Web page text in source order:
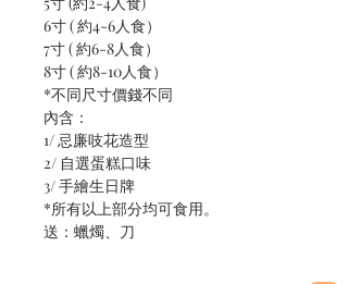
6寸 ( 約4-6人食）
7寸 ( 約6-8人食）
8寸 ( 約8-10人食）
*不同尺寸價錢不同
內含：
1/ 忌廉吱花造型
2/ 自選蛋糕口味
3/ 手繪生日牌
*所有以上部分均可食用。
送：蠟燭、刀